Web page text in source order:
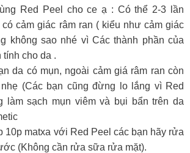
Red Peel cho ce ạ : Có thể 2-3 lần
cảm giác râm ran ( kiểu như cảm giác
không sao nhé vì Các thành phần của
tính cho da .
da có mụn, ngoài cảm giá râm ran còn
(Các bạn cũng đừng lo lắng vì Red
làm sạch mụn viêm và bụi bẩn trên da
matxa với Red Peel các bạn hãy rửa
(Không cần rửa sữa rửa mặt).